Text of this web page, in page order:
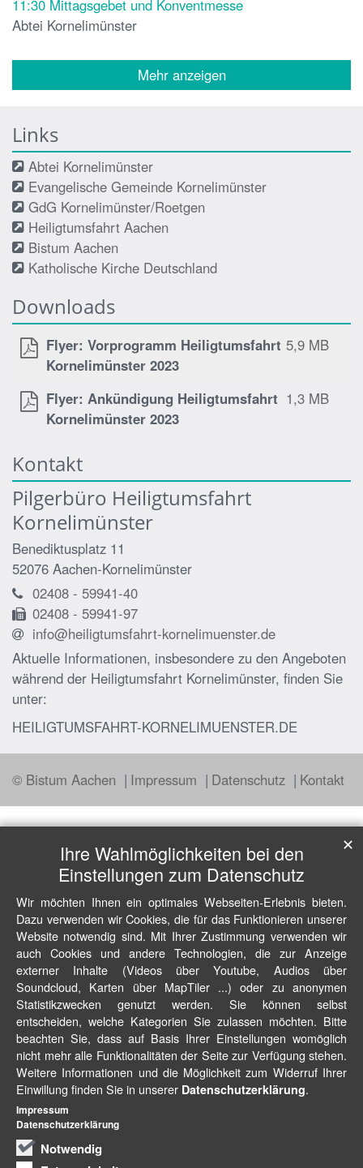
11:30 Mittagsgebet und Konventmesse
Abtei Kornelimünster
Mehr anzeigen
Links
Abtei Kornelimünster
Evangelische Gemeinde Kornelimünster
GdG Kornelimünster/Roetgen
Heiligtumsfahrt Aachen
Bistum Aachen
Katholische Kirche Deutschland
Downloads
Flyer: Vorprogramm Heiligtumsfahrt
Kornelimünster 2023
5,9 MB
Flyer: Ankündigung Heiligtumsfahrt
Kornelimünster 2023
1,3 MB
Kontakt
Pilgerbüro Heiligtumsfahrt
Kornelimünster
Benediktusplatz 11
52076 Aachen-Kornelimünster
02408 - 59941-40
02408 - 59941-97
info@heiligtumsfahrt-kornelimuenster.de
Aktuelle Informationen, insbesondere zu den Angeboten
während der Heiligtumsfahrt Kornelimünster, finden Sie
unter:
HEILIGTUMSFAHRT-KORNELIMUENSTER.DE
© Bistum Aachen Impressum Datenschutz Kontakt
Ihre Wahlmöglichkeiten bei den
Einstellungen zum Datenschutz
Wir möchten Ihnen ein optimales Webseiten-Erlebnis bieten.
Dazu verwenden wir Cookies, die für das Funktionieren unserer
Website notwendig sind. Mit Ihrer Zustimmung verwenden wir
auch Cookies und andere Technologien, die zur Anzeige
externer Inhalte (Videos über Youtube, Audios über
Soundcloud, Karten über MapTiler ...) oder zu anonymen
Statistikzwecken genutzt werden. Sie können selbst
entscheiden, welche Kategorien Sie zulassen möchten. Bitte
beachten Sie, dass auf Basis Ihrer Einstellungen womöglich
nicht mehr alle Funktionalitäten der Seite zur Verfügung stehen.
Weitere Informationen und die Möglichkeit zum Widerruf Ihrer
Einwillung finden Sie in unserer Datenschutzerklärung.
Notwendig
✕
Impressum
Datenschutzerklärung